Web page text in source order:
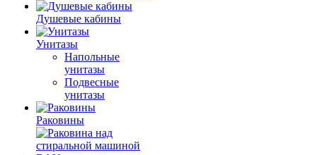
Душевые кабины
Унитазы
Напольные
унитазы
Подвесные
унитазы
Раковины